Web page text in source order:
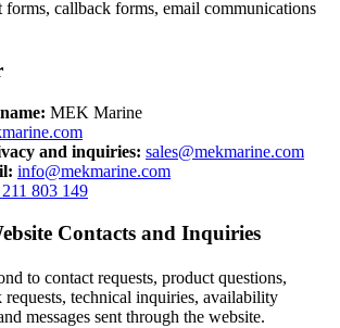
forms, callback forms, email communications
MEK Marine
and inquiries: sales@mekmarine.com
info@mekmarine.com
803 149
Contacts and Inquiries
to contact requests, product questions,
requests, technical inquiries, availability
messages sent through the website.